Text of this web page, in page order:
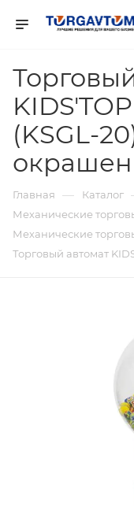
(KSGL-
Главная — Каталог
Механические
Механические
Торговый автомат